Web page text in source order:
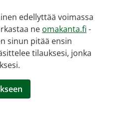
edellyttää voimassa
ne omakanta.fi -
sinun pitää ensin
tilauksesi, jonka